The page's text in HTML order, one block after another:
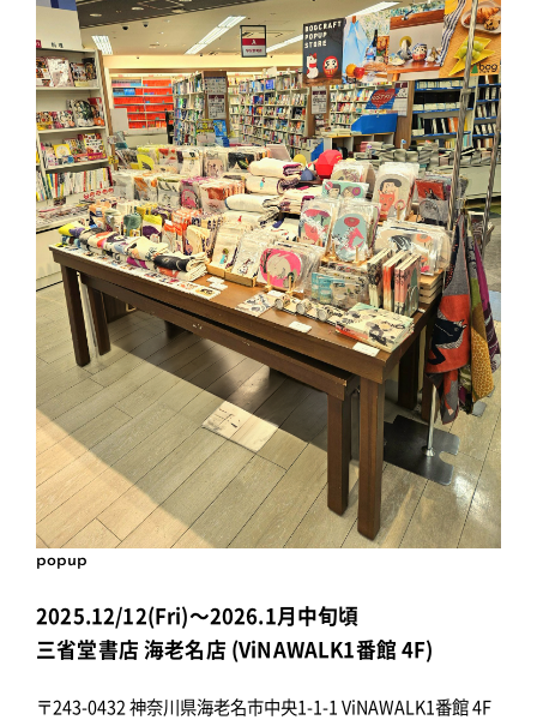
popup
2025.12/12(Fri)～2026.1月中旬頃
三省堂書店 海老名店 (ViNAWALK1番館 4F)
〒243-0432 神奈川県海老名市中央1-1-1 ViNAWALK1番館 4F